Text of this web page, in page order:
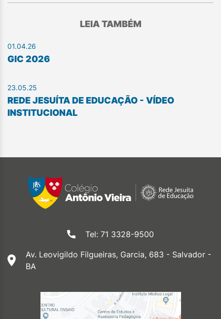
LEIA TAMBÉM
01.04.26
GIC 2026
23.05.25
REDE JESUÍTA DE EDUCAÇÃO - VÍDEO
INSTITUCIONAL
Tel: 71 3328-9500
Av. Leovigildo Filgueiras, Garcia, 683 - Salvador -
BA